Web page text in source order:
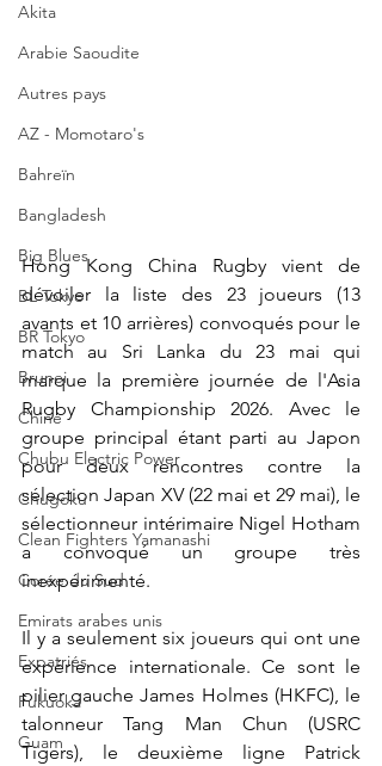
Akita
Arabie Saoudite
Autres pays
AZ - Momotaro's
Bahreïn
Bangladesh
Big Blues
BL Tokyo
BR Tokyo
Brunei
Chine
Chubu Electric Power
Chugoku
Clean Fighters Yamanashi
Corée du Sud
Emirats arabes unis
Expatriés
Fukuoka
Guam
Hong Kong China Rugby vient de
dévoiler la liste des 23 joueurs (13
avants et 10 arrières) convoqués pour le
match au Sri Lanka du 23 mai qui
marque la première journée de l'Asia
Rugby Championship 2026. Avec le
groupe principal étant parti au Japon
pour deux rencontres contre la
sélection Japan XV (22 mai et 29 mai), le
sélectionneur intérimaire Nigel Hotham
a convoqué un groupe très
inexpérimenté.
Il y a seulement six joueurs qui ont une
expérience internationale. Ce sont le
pilier gauche James Holmes (HKFC), le
talonneur Tang Man Chun (USRC
Tigers), le deuxième ligne Patrick